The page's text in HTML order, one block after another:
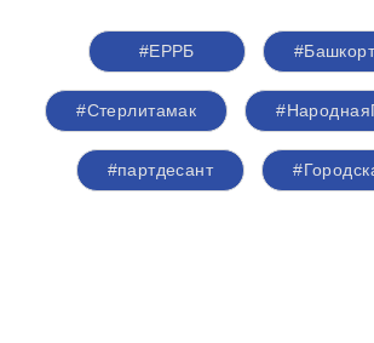
#ЕРРБ
#Стерлитамак
#партдесант